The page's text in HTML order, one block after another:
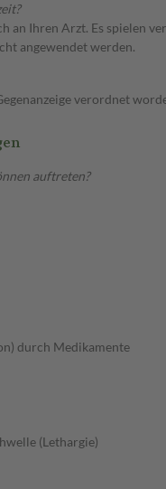
an Ihren Arzt. Es spielen
angewendet werden.
verordnet
auftreten?
durch Medikamente
(Lethargie)